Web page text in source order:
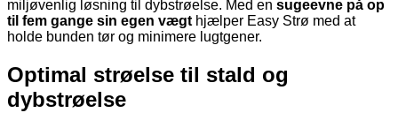
miljøvenlig løsning til dybstrøelse. Med en sugeevne på op
til fem gange sin egen vægt hjælper Easy Strø med at
holde bunden tør og minimere lugtgener.
Optimal strøelse til stald og
dybstrøelse